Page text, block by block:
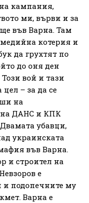
кампания,
ми, върви и за
във Варна. Там
котерия и
да грухтят по
до оня ден
вой и тази
– за да се
на
на ДАНС и КПК
убавци,
украинската
във Варна.
и строител на
е
и подопечните му
Варна е